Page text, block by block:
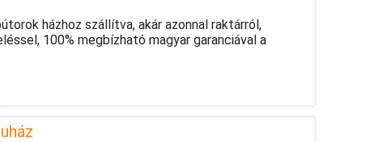
házhoz szállítva, akár azonnal raktárról,
100% megbízható magyar garanciával a